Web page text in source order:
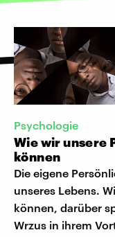
Psychologie
Wie wir unsere
können
Die eigene
unseres Lebens.
können, darüber
Wrzus in ihrem